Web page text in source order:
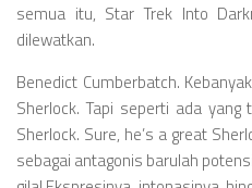
semua itu, Star Trek Into
dilewatkan.
Benedict Cumberbatch.
Sherlock. Tapi seperti ada
Sherlock. Sure, he’s a great
sebagai antagonis barulah